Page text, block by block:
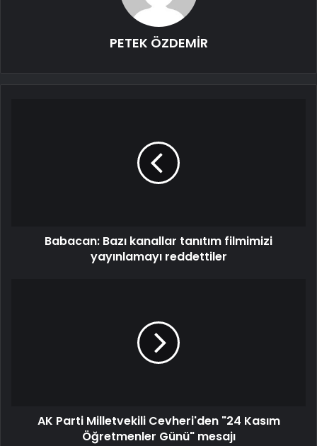
PETEK ÖZDEMİR
Babacan: Bazı kanallar tanıtım filmimizi
yayınlamayı reddettiler
AK Parti Milletvekili Cevheri'den "24 Kasım
Öğretmenler Günü" mesajı